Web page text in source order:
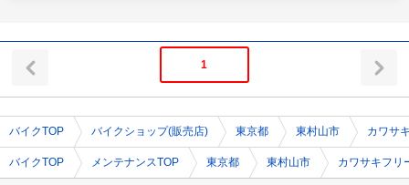
1
バイクTOP バイクショップ(販売店) 東京都 東村山市 カワサ
バイクTOP メンテナンスTOP 東京都 東村山市 カワサキフ